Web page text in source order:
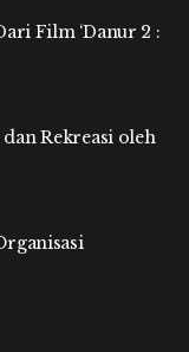
Film ‘Danur 2 :
Rekreasi oleh